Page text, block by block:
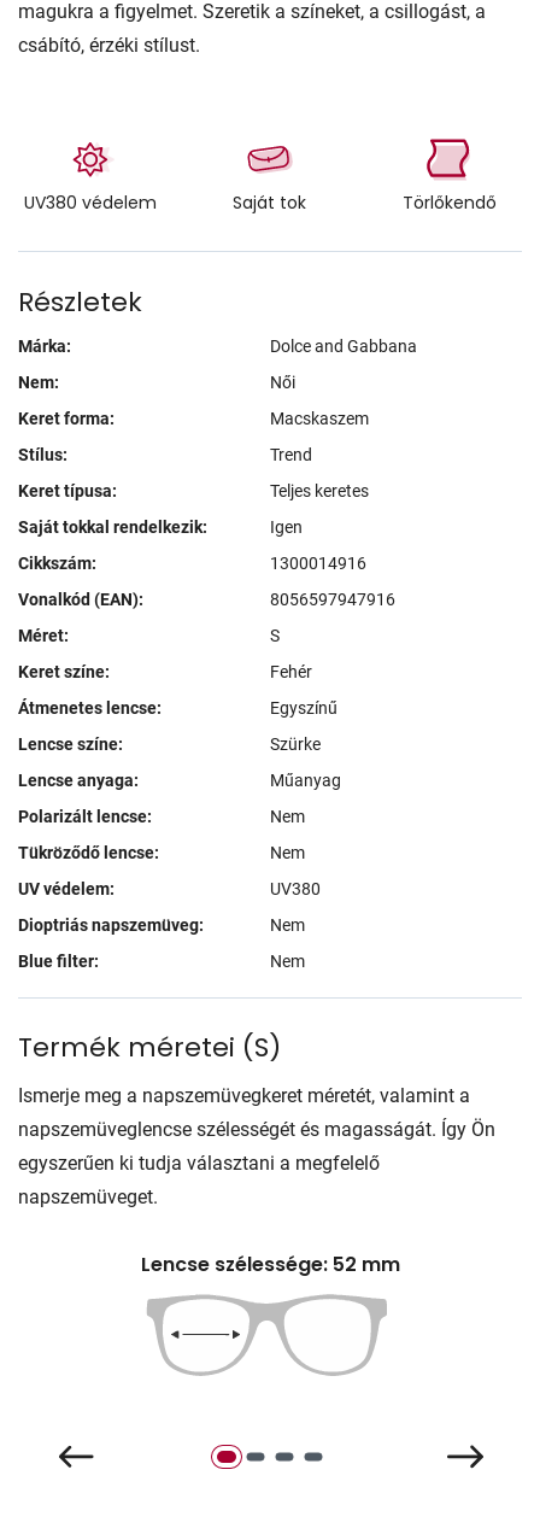
magukra a figyelmet. Szeretik a színeket, a csillogást, a
csábító, érzéki stílust.
UV380 védelem Saját tok Törlőkendő
Részletek
Márka:
Dolce and Gabbana
Nem:
Női
Keret forma:
Macskaszem
Stílus:
Trend
Keret típusa:
Teljes keretes
Saját tokkal rendelkezik:
Igen
Cikkszám:
1300014916
Vonalkód (EAN):
8056597947916
Méret:
S
Keret színe:
Fehér
Átmenetes lencse:
Egyszínű
Lencse színe:
Szürke
Lencse anyaga:
Műanyag
Polarizált lencse:
Nem
Tükröződő lencse:
Nem
UV védelem:
UV380
Dioptriás napszemüveg:
Nem
Blue filter:
Nem
Termék méretei (S)
Ismerje meg a napszemüvegkeret méretét, valamint a
napszemüveglencse szélességét és magasságát. Így Ön
egyszerűen ki tudja választani a megfelelő
napszemüveget.
Lencse szélessége: 52 mm